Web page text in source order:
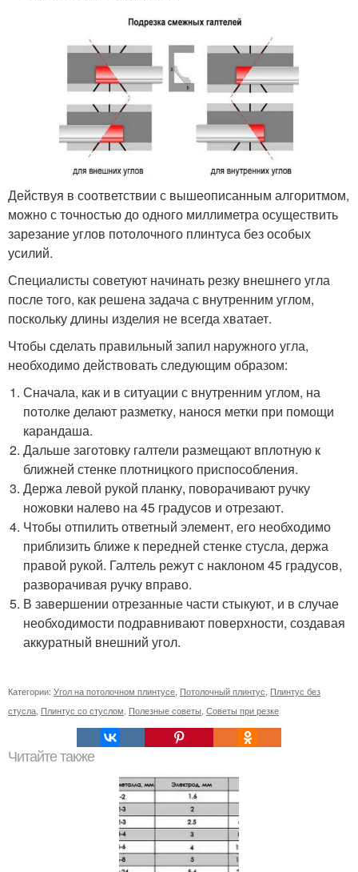
Действуя в соответствии с вышеописанным алгоритмом,
можно с точностью до одного миллиметра осуществить
зарезание углов потолочного плинтуса без особых
усилий.
Специалисты советуют начинать резку внешнего угла
после того, как решена задача с внутренним углом,
поскольку длины изделия не всегда хватает.
Чтобы сделать правильный запил наружного угла,
необходимо действовать следующим образом:
Сначала, как и в ситуации с внутренним углом, на
потолке делают разметку, нанося метки при помощи
карандаша.
Дальше заготовку галтели размещают вплотную к
ближней стенке плотницкого приспособления.
Держа левой рукой планку, поворачивают ручку
ножовки налево на 45 градусов и отрезают.
Чтобы отпилить ответный элемент, его необходимо
приблизить ближе к передней стенке стусла, держа
правой рукой. Галтель режут с наклоном 45 градусов,
разворачивая ручку вправо.
В завершении отрезанные части стыкуют, и в случае
необходимости подравнивают поверхности, создавая
аккуратный внешний угол.
Категории: Угол на потолочном плинтусе Потолочный плинтус Плинтус без
стусла Плинтус со стуслом Полезные советы Советы при резке
Читайте также